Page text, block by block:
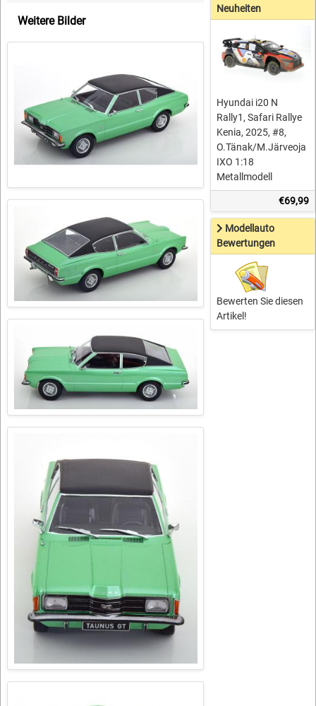
Weitere Bilder
Neuheiten
Hyundai i20 N
Rally1, Safari Rallye
Kenia, 2025, #8,
O.Tänak/M.Järveoja
IXO 1:18
Metallmodell
€69,99
Modellauto
Bewertungen
Bewerten Sie diesen
Artikel!